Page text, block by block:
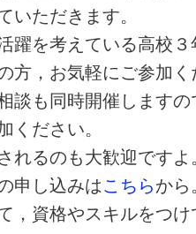
いただきます。
躍を考えている高校
方，お気軽にご参加
談も同時開催します
ください。
れるのも大歓迎ですよ
申し込みはこちらから
，資格やスキルをつ